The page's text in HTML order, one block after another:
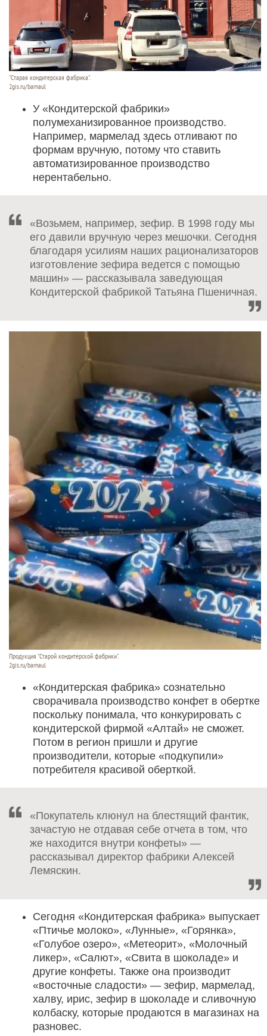
"Старая кондитерская фабрика".
2gis.ru/barnaul
У «Кондитерской фабрики»
полумеханизированное производство.
Например, мармелад здесь отливают по
формам вручную, потому что ставить
автоматизированное производство
нерентабельно.
«Возьмем, например, зефир. В 1998 году мы
его давили вручную через мешочки. Сегодня
благодаря усилиям наших рационализаторов
изготовление зефира ведется с помощью
машин» — рассказывала заведующая
Кондитерской фабрикой Татьяна Пшеничная.
Продукция "Старой кондитерской фабрики".
2gis.ru/barnaul
«Кондитерская фабрика» сознательно
сворачивала производство конфет в обертке
поскольку понимала, что конкурировать с
кондитерской фирмой «Алтай» не сможет.
Потом в регион пришли и другие
производители, которые «подкупили»
потребителя красивой оберткой.
«Покупатель клюнул на блестящий фантик,
зачастую не отдавая себе отчета в том, что
же находится внутри конфеты» —
рассказывал директор фабрики Алексей
Лемяскин.
Сегодня «Кондитерская фабрика» выпускает
«Птичье молоко», «Лунные», «Горянка»,
«Голубое озеро», «Метеорит», «Молочный
ликер», «Салют», «Свита в шоколаде» и
другие конфеты. Также она производит
«восточные сладости» — зефир, мармелад,
халву, ирис, зефир в шоколаде и сливочную
колбаску, которые продаются в магазинах на
разновес.